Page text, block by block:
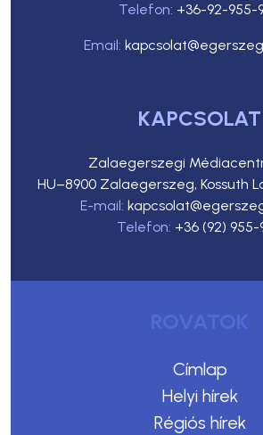
Telefon: +36-92-955-
Email:
KAPCSOLAT
Zalaegerszegi
HU–8900 Zalaegerszeg, Kossuth
E-mail:
Telefon: +36 (92) 955-
ROVATOK
Címlap
Helyi hírek
Régiós hírek